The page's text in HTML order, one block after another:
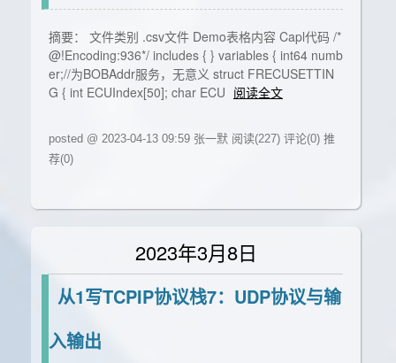
摘要： 文件类别 .csv文件 Demo表格内容 Capl代码 /*
@!Encoding:936*/ includes { } variables { int64 numb
er;//为BOBAddr服务，无意义 struct FRECUSETTIN
G { int ECUIndex[50]; char ECU 阅读全文
posted @ 2023-04-13 09:59 张一默 阅读(227) 评论(0) 推
荐(0)
2023年3月8日
从1写TCPIP协议栈7：UDP协议与输
入输出